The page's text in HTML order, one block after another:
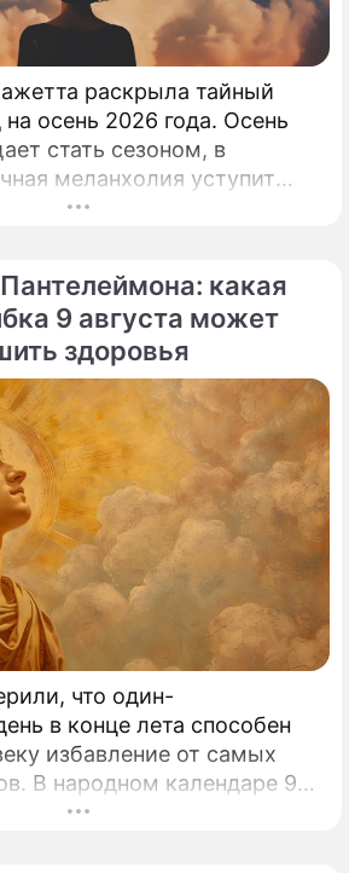
раскрыла тайный
на осень 2026 года. Осень
стать сезоном, в
меланхолия уступит
движению, полезным
какая
9 августа может
здоровья
что один-
в конце лета способен
избавление от самых
В народном календаре 9
особое, почти